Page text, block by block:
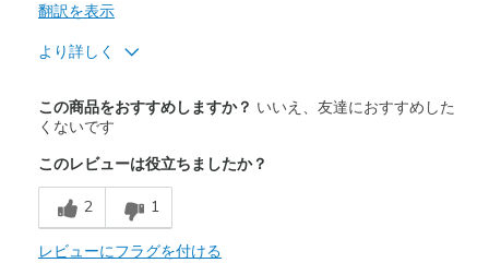
翻訳を表示
より詳しく
Attractive Design
Comfortable
商品が期待と異なったレビュー
Feels cheaply made
この商品をおすすめしますか？ いいえ、友達におすすめした
くないです
このレビューは役立ちましたか？
2 1
レビューにフラグを付ける